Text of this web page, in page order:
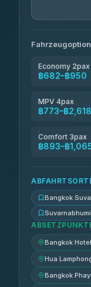
Economy 2pax
฿682–฿950
MPV 4pax
฿773–฿2,618
Comfort 3pax
฿893–฿
Bangkok
Bangkok
Hua
Bangkok